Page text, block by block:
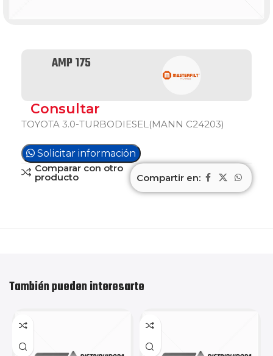
AMP 175
Consultar
TOYOTA 3.0-TURBODIESEL(MANN C24203)
Solicitar información
Comparar con otro
producto Compartir en:
También pueden interesarte